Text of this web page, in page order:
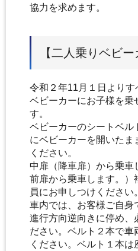
協力を求めます。
【二人乗りベビー
令和２年11月１日よりす
ベビーカーにお子様を乗
す。
ベビーカーのシートベル
にベビーカーを開いたま
ください。
中扉（降車扉）から乗車
前扉から乗車します。）
員にお申しつけください。
車内では、お客様ご自身
進行方向逆向きに停め、
ださい。ベルト２本で車
ください。ベルト１本は